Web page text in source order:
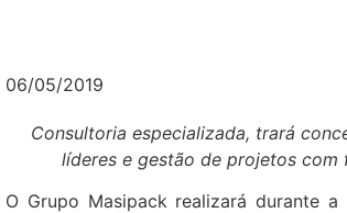
06/05/2019
Consultoria especializada, trará
líderes e gestão de projetos com
O Grupo Masipack realizará durante